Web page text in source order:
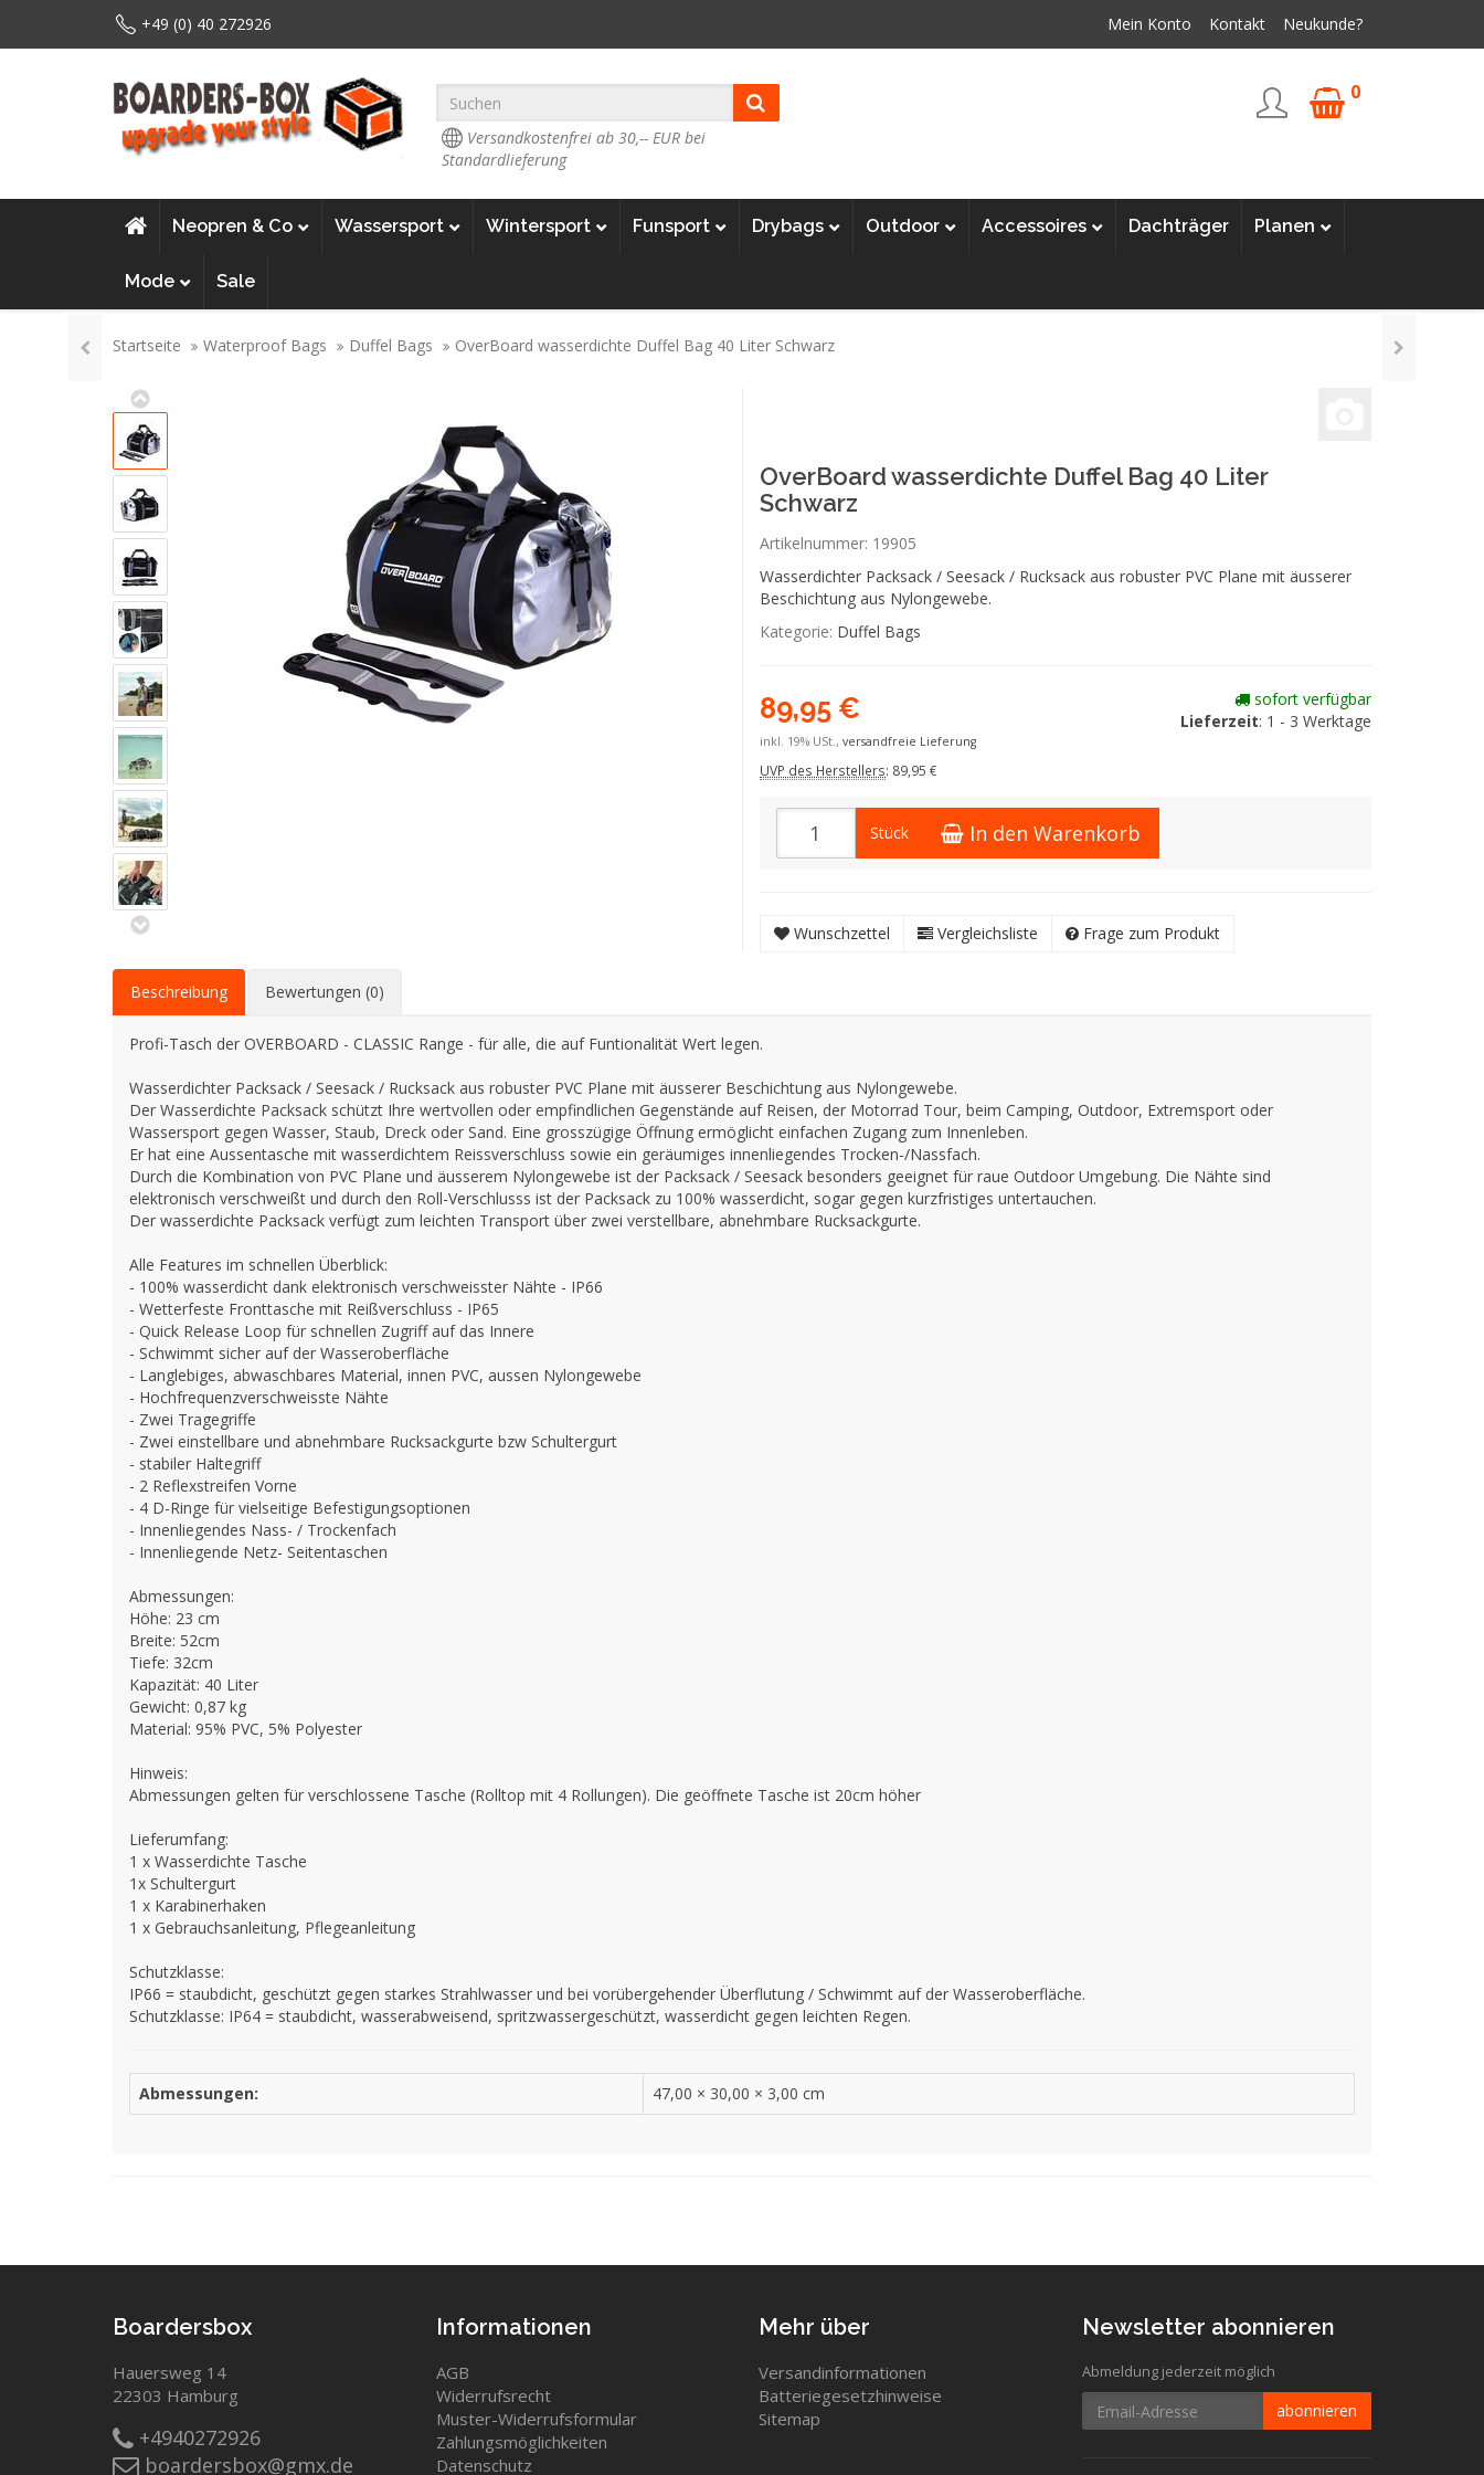
+49 (0) 40 272926 Mein Konto Kontakt Neukunde?
Versandkostenfrei ab 30,-- EUR bei
Standardlieferung
0
Neopren & Co Wassersport Wintersport Funsport Drybags Outdoor Accessoires Dachträger Planen
Mode Sale
Startseite Waterproof Bags Duffel Bags OverBoard wasserdichte Duffel Bag 40 Liter Schwarz
OverBoard wasserdichte Duffel Bag 40 Liter
Schwarz
Artikelnummer: 19905
Wasserdichter Packsack / Seesack / Rucksack aus robuster PVC Plane mit äusserer
Beschichtung aus Nylongewebe.
Kategorie: Duffel Bags
89,95 €
inkl. 19% USt., versandfreie Lieferung
UVP des Herstellers: 89,95 €
sofort verfügbar
Lieferzeit: 1 - 3 Werktage
Stück In den Warenkorb
Wunschzettel Vergleichsliste Frage zum Produkt
Beschreibung Bewertungen (0)
Profi-Tasch der OVERBOARD - CLASSIC Range - für alle, die auf Funtionalität Wert legen.
Wasserdichter Packsack / Seesack / Rucksack aus robuster PVC Plane mit äusserer Beschichtung aus Nylongewebe.
Der Wasserdichte Packsack schützt Ihre wertvollen oder empfindlichen Gegenstände auf Reisen, der Motorrad Tour, beim Camping, Outdoor, Extremsport oder
Wassersport gegen Wasser, Staub, Dreck oder Sand. Eine grosszügige Öffnung ermöglicht einfachen Zugang zum Innenleben.
Er hat eine Aussentasche mit wasserdichtem Reissverschluss sowie ein geräumiges innenliegendes Trocken-/Nassfach.
Durch die Kombination von PVC Plane und äusserem Nylongewebe ist der Packsack / Seesack besonders geeignet für raue Outdoor Umgebung. Die Nähte sind
elektronisch verschweißt und durch den Roll-Verschlusss ist der Packsack zu 100% wasserdicht, sogar gegen kurzfristiges untertauchen.
Der wasserdichte Packsack verfügt zum leichten Transport über zwei verstellbare, abnehmbare Rucksackgurte.
Alle Features im schnellen Überblick:
- 100% wasserdicht dank elektronisch verschweisster Nähte - IP66
- Wetterfeste Fronttasche mit Reißverschluss - IP65
- Quick Release Loop für schnellen Zugriff auf das Innere
- Schwimmt sicher auf der Wasseroberfläche
- Langlebiges, abwaschbares Material, innen PVC, aussen Nylongewebe
- Hochfrequenzverschweisste Nähte
- Zwei Tragegriffe
- Zwei einstellbare und abnehmbare Rucksackgurte bzw Schultergurt
- stabiler Haltegriff
- 2 Reflexstreifen Vorne
- 4 D-Ringe für vielseitige Befestigungsoptionen
- Innenliegendes Nass- / Trockenfach
- Innenliegende Netz- Seitentaschen
Abmessungen:
Höhe: 23 cm
Breite: 52cm
Tiefe: 32cm
Kapazität: 40 Liter
Gewicht: 0,87 kg
Material: 95% PVC, 5% Polyester
Hinweis:
Abmessungen gelten für verschlossene Tasche (Rolltop mit 4 Rollungen). Die geöffnete Tasche ist 20cm höher
Lieferumfang:
1 x Wasserdichte Tasche
1x Schultergurt
1 x Karabinerhaken
1 x Gebrauchsanleitung, Pflegeanleitung
Schutzklasse:
IP66 = staubdicht, geschützt gegen starkes Strahlwasser und bei vorübergehender Überflutung / Schwimmt auf der Wasseroberfläche.
Schutzklasse: IP64 = staubdicht, wasserabweisend, spritzwassergeschützt, wasserdicht gegen leichten Regen.
Abmessungen: 47,00 × 30,00 × 3,00 cm
Boardersbox
Hauersweg 14
22303 Hamburg
+4940272926
boardersbox@gmx.de
Informationen
AGB
Widerrufsrecht
Muster-Widerrufsformular
Zahlungsmöglichkeiten
Datenschutz
Mehr über
Versandinformationen
Batteriegesetzhinweise
Sitemap
Newsletter abonnieren
Abmeldung jederzeit möglich
Email-
Adresse
abonnieren